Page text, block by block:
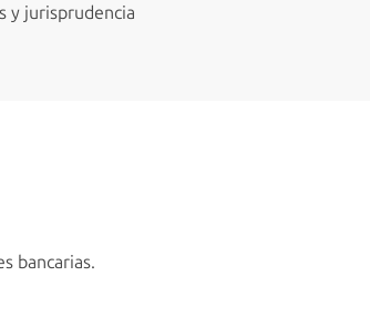
y jurisprudencia
bancarias.